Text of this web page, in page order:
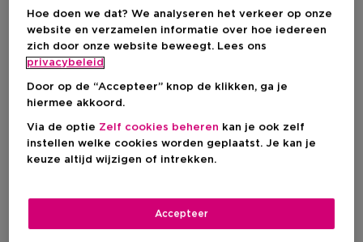
Kies je formaat
165 ML
€ 95,00
€ 95,00
Hoe doen we dat? We analyseren het verkeer op onze
website en verzamelen informatie over hoe iedereen
zich door onze website beweegt. Lees ons
privacybeleid
Door op de “Accepteer” knop de klikken, ga je
hiermee akkoord.
Via de optie Zelf cookies beheren kan je ook zelf
instellen welke cookies worden geplaatst. Je kan je
keuze altijd wijzigen of intrekken.
Accepteer